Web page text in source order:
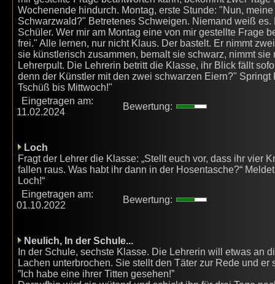
Wochenende hindurch. Montag, erste Stunde: "Nun,
Schwarzwald?" Betretenes Schweigen. Niemand weiß
Schüler. Wer mir am Montag eine von mir gestellte Frage
frei." Alle lernen, nur nicht Klaus. Der bastelt. Er nimmt
sie künstlerisch zusammen, bemalt sie schwarz, nimmt
Lehrerpult. Die Lehrerin betritt die Klasse, ihr Blick fällt
denn der Künstler mit den zwei schwarzen Eiern?"
Tschüß bis Mittwoch!"
Eingetragen am:
11.02.2024
Bewertung:
Loch
Fragt der Lehrer die Klasse: „Stellt euch vor, dass ihr vier
fallen raus. Was habt ihr dann in der Hosentasche?“
Loch!“
Eingetragen am:
01.10.2022
Bewertung:
Neulich, In der Schule...
In der Schule, sechste Klasse. Die Lehrerin will etwas an
Lachen unterbrochen. Sie stellt den Täter zur Rede und er
”Ich habe eine ihrer Titten gesehen!”